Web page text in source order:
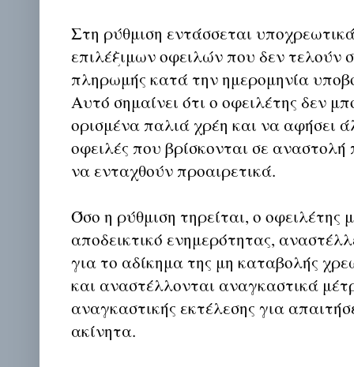
Στη ρύθμιση εντάσσεται
επιλέξιμων οφειλών που δεν τελούν
πληρωμής κατά την ημερομηνία
Αυτό σημαίνει ότι ο οφειλέτης δεν
ορισμένα παλιά χρέη και να αφήσει
οφειλές που βρίσκονται σε
να ενταχθούν προαιρετικά.
Όσο η ρύθμιση τηρείται, ο οφειλέτης
αποδεικτικό ενημερότητας,
για το αδίκημα της μη καταβολής
και αναστέλλονται αναγκαστικά
αναγκαστικής εκτέλεσης για
ακίνητα.